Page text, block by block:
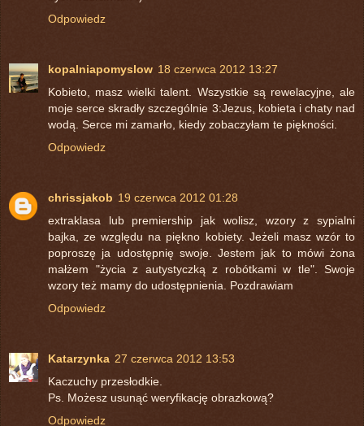
Odpowiedz
kopalniapomyslow 18 czerwca 2012 13:27
Kobieto, masz wielki talent. Wszystkie są rewelacyjne, ale
moje serce skradły szczególnie 3:Jezus, kobieta i chaty nad
wodą. Serce mi zamarło, kiedy zobaczyłam te piękności.
Odpowiedz
chrissjakob 19 czerwca 2012 01:28
extraklasa lub premiership jak wolisz, wzory z sypialni
bajka, ze względu na piękno kobiety. Jeżeli masz wzór to
poproszę ja udostępnię swoje. Jestem jak to mówi żona
małżem "życia z autystyczką z robótkami w tle". Swoje
wzory też mamy do udostępnienia. Pozdrawiam
Odpowiedz
Katarzynka 27 czerwca 2012 13:53
Kaczuchy przesłodkie.
Ps. Możesz usunąć weryfikację obrazkową?
Odpowiedz